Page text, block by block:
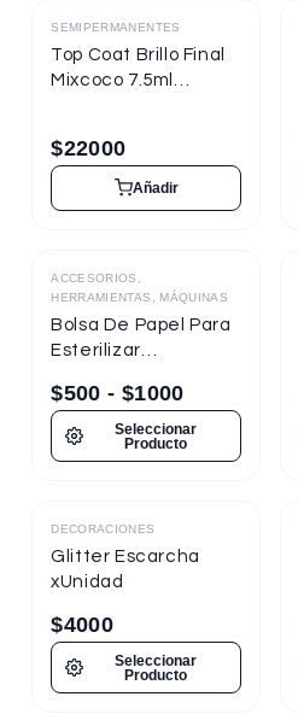
Destacado
SEMIPERMANENTES
Top Coat Brillo Final
Mixcoco 7.5ml
$22000
Añadir
ACCESORIOS,
HERRAMIENTAS, MÁQUINAS
Bolsa De Papel Para
Esterilizar
$500 - $1000
Seleccionar
Producto
Destacado
DECORACIONES
Glitter Escarcha
xUnidad
$4000
Seleccionar
Producto